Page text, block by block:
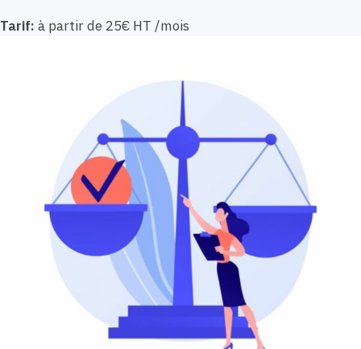
Tarif: à partir de 25€ HT /mois